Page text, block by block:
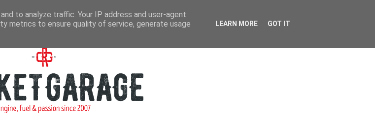
to analyze traffic. Your IP address and user-agent
metrics to ensure quality of service, generate usage
LEARN MORE GOT IT